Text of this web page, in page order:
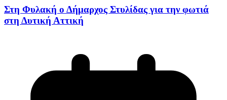
Στη Φυλακή ο Δήμαρχος Στυλίδας για την φωτιά
στη Δυτική Αττική